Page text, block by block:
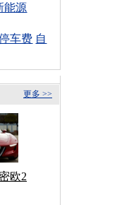
能源
车费 自
更多 >>
欧2